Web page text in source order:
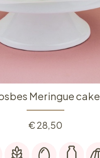
Meringue cake
€28,50